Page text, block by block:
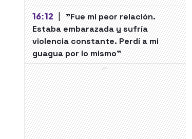
16:12 | "Fue mi peor relación.
Estaba embarazada y sufría
violencia constante. Perdí a mi
guagua por lo mismo"